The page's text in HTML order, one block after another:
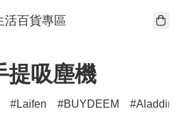
活百貨專區
提吸塵機
Laifen BUYDEEM
Aladdin